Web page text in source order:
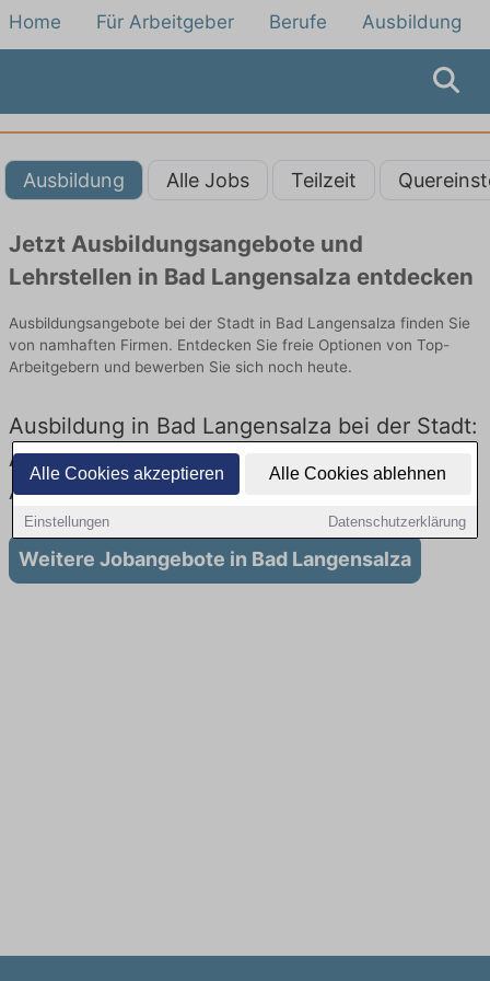
Alle Cookies akzeptieren Alle Cookies ablehnen
Einstellungen Datenschutzerklärung
Home Für Arbeitgeber Berufe Ausbildung
Ausbildung Alle Jobs Teilzeit
Jetzt Ausbildungsangebote und
Lehrstellen in Bad Langensalza entdecken
Ausbildungsangebote bei der Stadt in Bad Langensalza finden Sie
von namhaften Firmen. Entdecken Sie freie Optionen von Top-
Arbeitgebern und bewerben Sie sich noch heute.
Ausbildung in Bad Langensalza bei der Stadt:
Aktuell gibt es keine Stellenangebote für
Ausbildung in Bad Langensalza
Weitere Jobangebote in Bad Langensalza